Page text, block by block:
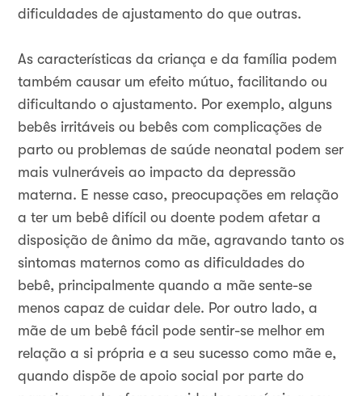
dificuldades de ajustamento do que outras.
As características da criança e da família podem
também causar um efeito mútuo, facilitando ou
dificultando o ajustamento. Por exemplo, alguns
bebês irritáveis ou bebês com complicações de
parto ou problemas de saúde neonatal podem ser
mais vulneráveis ao impacto da depressão
materna. E nesse caso, preocupações em relação
a ter um bebê difícil ou doente podem afetar a
disposição de ânimo da mãe, agravando tanto os
sintomas maternos como as dificuldades do
bebê, principalmente quando a mãe sente-se
menos capaz de cuidar dele. Por outro lado, a
mãe de um bebê fácil pode sentir-se melhor em
relação a si própria e a seu sucesso como mãe e,
quando dispõe de apoio social por parte do